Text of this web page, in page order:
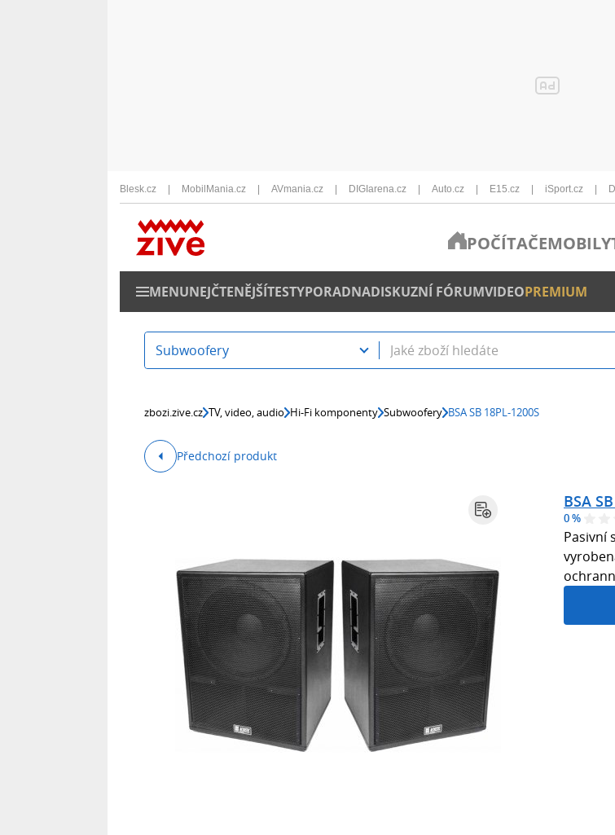
Blesk.cz MobilMania.cz AVmania.cz DIGIarena.cz Auto.cz E15.cz iSport.cz
POČÍTAČEMOBILY
MENUNEJČTENĚJŠÍTESTYPORADNADISKUZNÍ FÓRUMVIDEOPREMIUM
Subwoofery
zbozi.zive.cz TV, video, audio Hi-Fi komponenty Subwoofery BSA SB 18PL-1200S
Předchozí produkt
BSA
0 %
Pasivní